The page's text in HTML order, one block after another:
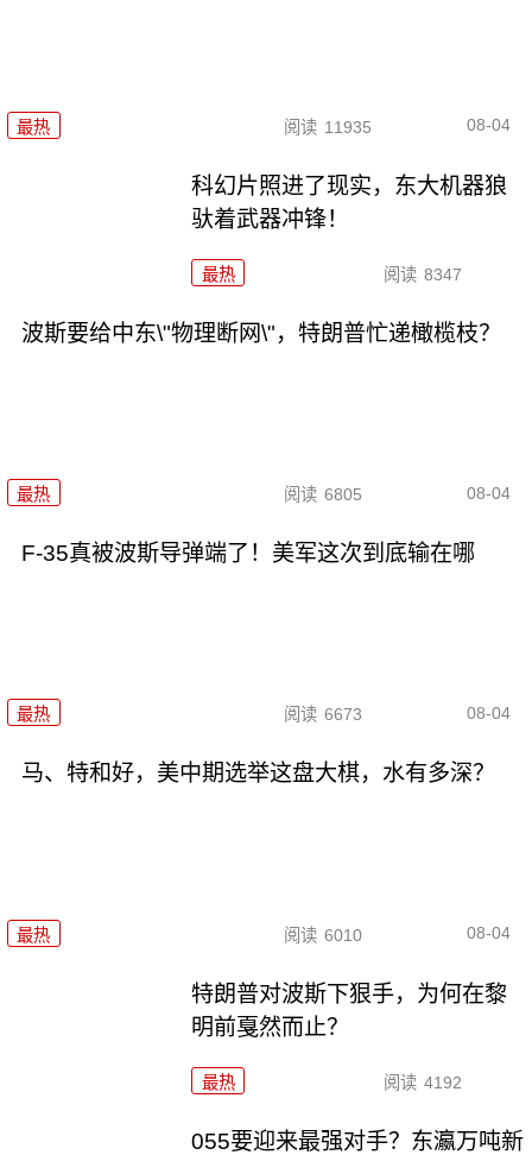
最热 阅读 11935 08-04
科幻片照进了现实，东大机器狼
驮着武器冲锋！
最热 阅读 8347
波斯要给中东\"物理断网\"，特朗普忙递橄榄枝？
最热 阅读 6805 08-04
F-35真被波斯导弹端了！美军这次到底输在哪
最热 阅读 6673 08-04
马、特和好，美中期选举这盘大棋，水有多深？
最热 阅读 6010 08-04
特朗普对波斯下狠手，为何在黎
明前戛然而止？
最热 阅读 4192
055要迎来最强对手？东瀛万吨新